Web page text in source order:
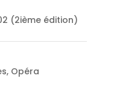
(2ième édition)
, Opéra